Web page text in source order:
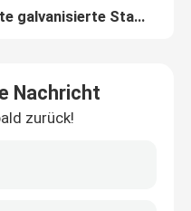
Nahtloses Edelstahl-Rohr ASTM A53 GR B für Heizungs-Rohr
Nachricht
zurück!